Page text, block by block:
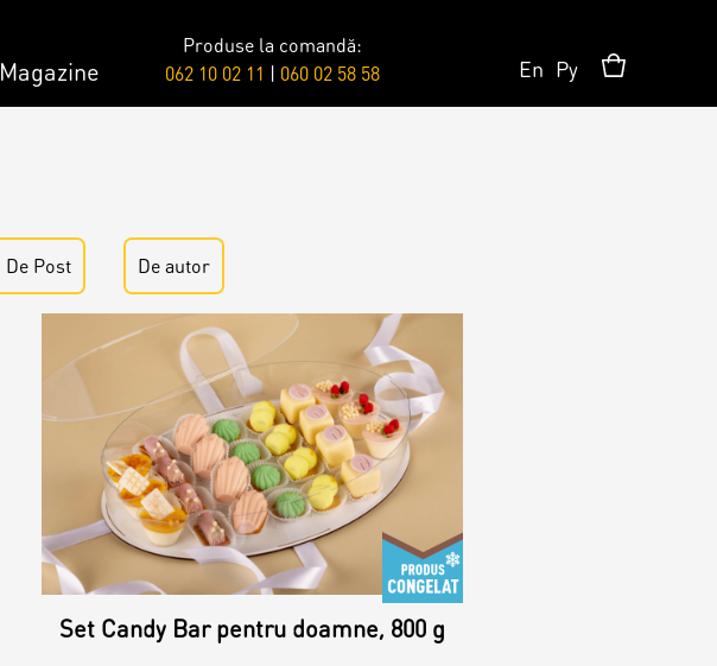
Lumânări
Magazine
Produse la comandă:
062 10 02 11 | 060 02 58 58 En Ру
De Post De autor
Set Candy Bar pentru doamne, 800 g